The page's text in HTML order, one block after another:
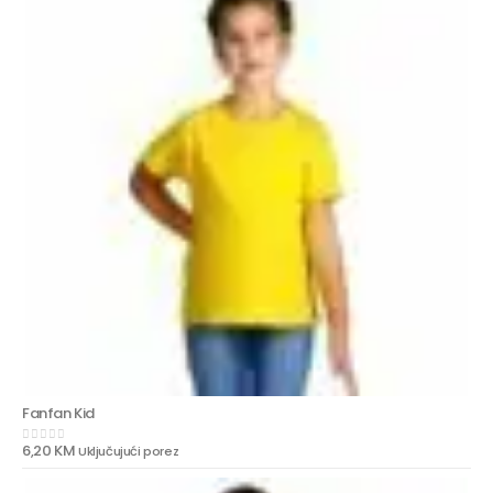
Fanfan Kid
0out of 5
6,20 KMUključujući porez